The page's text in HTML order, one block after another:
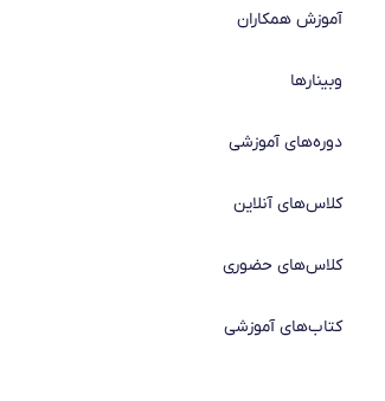
آموزش همکاران
وبینارها
دوره‌های آموزشی
کلاس‌های آنلاین
کلاس‌های حضوری
کتاب‌های آموزشی